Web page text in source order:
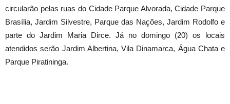
circularão pelas ruas do Cidade Parque Alvorada, Cidade Parque
Brasília, Jardim Silvestre, Parque das Nações, Jardim Rodolfo e
parte do Jardim Maria Dirce. Já no domingo (20) os locais
atendidos serão Jardim Albertina, Vila Dinamarca, Água Chata e
Parque Piratininga.